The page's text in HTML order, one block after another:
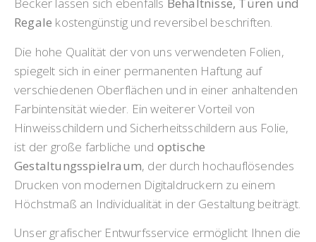
Becker lassen sich ebenfalls Behältnisse, Türen und
Regale kostengünstig und reversibel beschriften.
Die hohe Qualität der von uns verwendeten Folien,
spiegelt sich in einer permanenten Haftung auf
verschiedenen Oberflächen und in einer anhaltenden
Farbintensität wieder. Ein weiterer Vorteil von
Hinweisschildern und Sicherheitsschildern aus Folie,
ist der große farbliche und optische
Gestaltungsspielraum, der durch hochauflösendes
Drucken von modernen Digitaldruckern zu einem
Höchstmaß an Individualität in der Gestaltung beiträgt.
Unser grafischer Entwurfsservice ermöglicht Ihnen die